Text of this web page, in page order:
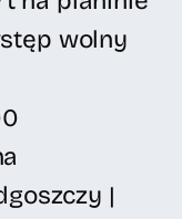
wolny
|